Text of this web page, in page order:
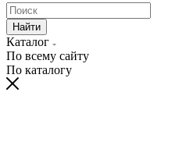
Найти
Каталог
По всему сайту
По каталогу